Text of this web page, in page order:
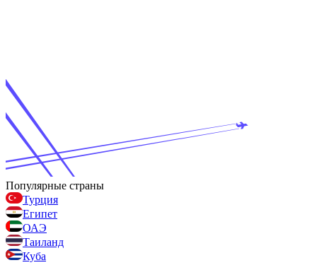
Популярные страны
Турция
Египет
ОАЭ
Таиланд
Куба